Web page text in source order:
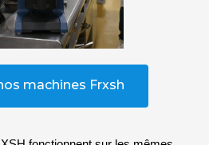
machines Frxsh